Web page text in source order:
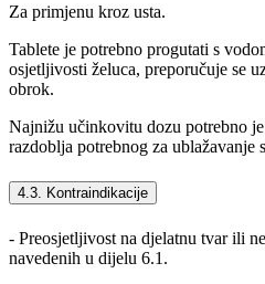
Za primjenu kroz usta.
Tablete je potrebno progutati s
osjetljivosti želuca, preporučuje se
obrok.
Najnižu učinkovitu dozu potrebno
razdoblja potrebnog za
4.3. Kontraindikacije
- Preosjetljivost na djelatnu tvar ili
navedenih u dijelu 6.1.